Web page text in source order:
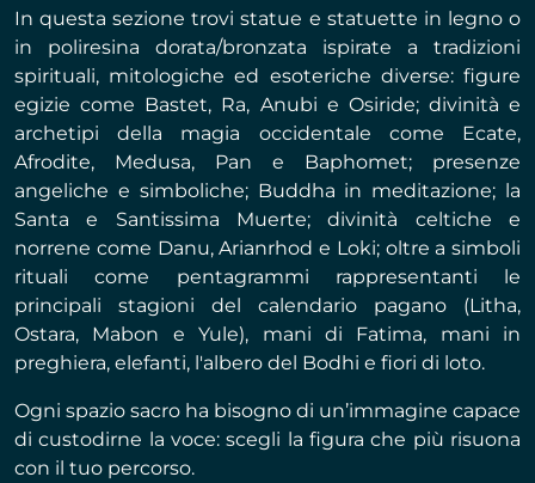
In questa sezione trovi statue e statuette in legno o
in poliresina dorata/bronzata ispirate a tradizioni
spirituali, mitologiche ed esoteriche diverse: figure
egizie come Bastet, Ra, Anubi e Osiride; divinità e
archetipi della magia occidentale come Ecate,
Afrodite, Medusa, Pan e Baphomet; presenze
angeliche e simboliche; Buddha in meditazione; la
Santa e Santissima Muerte; divinità celtiche e
norrene come Danu, Arianrhod e Loki; oltre a simboli
rituali come pentagrammi rappresentanti le
principali stagioni del calendario pagano (Litha,
Ostara, Mabon e Yule), mani di Fatima, mani in
preghiera, elefanti, l'albero del Bodhi e fiori di loto.
Ogni spazio sacro ha bisogno di un’immagine capace
di custodirne la voce: scegli la figura che più risuona
con il tuo percorso.